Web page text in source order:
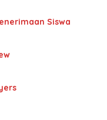
Siswa